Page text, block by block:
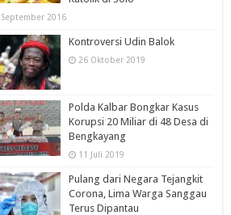
2016
Kontroversi Udin Balok
26 Oktober 2019
Polda Kalbar Bongkar Kasus
Korupsi 20 Miliar di 48 Desa di
Bengkayang
11 Juli 2019
Pulang dari Negara Tejangkit
Corona, Lima Warga Sanggau
Terus Dipantau